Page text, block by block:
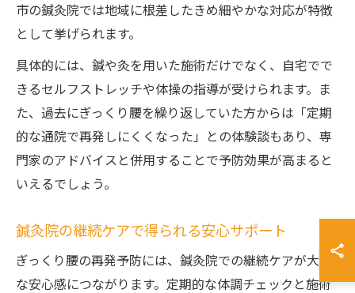
市の鍼灸院では地域に根差したきめ細やかな対応が特徴
として挙げられます。
具体的には、鍼や灸を用いた施術だけでなく、自宅でで
きるセルフストレッチや体操の指導が受けられます。ま
た、過去にぎっくり腰を繰り返していた方からは「定期
的な通院で再発しにくくなった」との体験談もあり、専
門家のアドバイスと併用することで予防効果が高まると
いえるでしょう。
鍼灸院の継続ケアで得られる安心サポート
ぎっくり腰の再発予防には、鍼灸院での継続ケアが大き
な安心感につながります。定期的な体調チェックと施術